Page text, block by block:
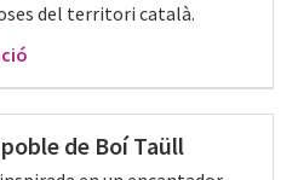
del territori català.
de Boí Taüll